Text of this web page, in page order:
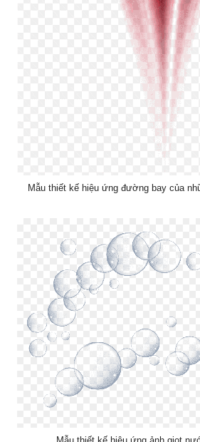
Mẫu thiết kế hiệu ứng đường bay của
Mẫu thiết kế hiệu ứng ảnh giọt